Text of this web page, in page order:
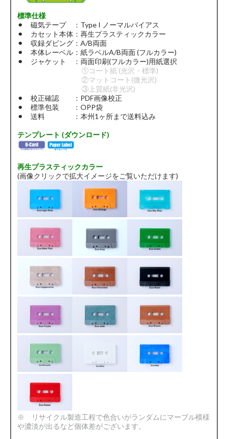
標準仕様
⚫︎ 磁気テープ ：Type I ノーマルバイアス
⚫︎ カセット本体：再生プラスティックカラー
⚫︎ 収録ダビング：A/B両面
⚫︎ 本体レーベル：紙ラベルA/B両面 (フルカラー)
⚫︎ ジャケット ：両面印刷(フルカラー)用紙選択
①コート紙 (光沢・標準)
②マットコート(微光沢)
③上質紙(非光沢)
⚫︎ 校正確認 ：PDF画像校正
⚫︎ 標準包装 ：OPP袋
⚫︎ 送料 ：本州1ヶ所まで送料込み
テンプレート (ダウンロード)
再生プラスティックカラー
(画像クリックで拡大イメージをご覧いただけます)
※ リサイクル製造工程で色合いがランダムにマーブル模様
や濃淡が出るなど個体差がございます。